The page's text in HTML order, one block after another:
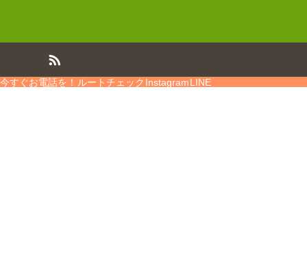
今すぐお電話を！ ルートチェック InstagramLINE